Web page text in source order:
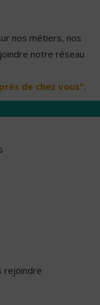
nos métiers, nos
notre réseau
de chez vous".
rejoindre